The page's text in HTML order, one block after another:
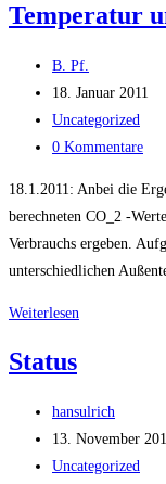
Temperatur
Beitrags-
Autor:
B. Pf.
Beitrag
veröffentlicht:
18. Januar 2011
Beitrags-
Kategorie:
Uncategorized
Beitrags-
0 Kommentare
18.1.2011: Anbei die
berechneten CO_2 -
Verbrauchs ergeben.
unterschiedlichen
Weiterlesen
Status
Beitrags-
Autor:
hansulrich
Beitrag
veröffentlicht:
13. November
Beitrags-
Uncategorized